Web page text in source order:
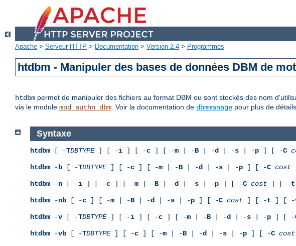
Apache > Serveur HTTP > Documentation > Version 2.4 > Programmes
htdbm - Manipuler des bases de données DBM de
htdbm permet de manipuler des fichiers au format DBM ou sont stockés des nom
via le module mod_authn_dbm. Voir la documentation de dbmmanage pour plus de
Syntaxe
htdbm [ -TDBTYPE] [ -i ] [ -c ] [ -m | -B | -d | -s | -p ] [ -C
htdbm -b [ -TDBTYPE] [ -c ] [ -m | -B | -d | -s | -p ] [ -C cost
htdbm -n [ -i ] [ -c ] [ -m | -B | -d | -s | -p ] [ -C cost ] [ -t
htdbm -nb [ -c ] [ -m | -B | -d | -s | -p ] [ -C cost ] [ -t ] [ -
htdbm -v [ -TDBTYPE] [ -i ] [ -c ] [ -m | -B | -d | -s | -p ] [ -
htdbm -vb [ -TDBTYPE] [ -c ] [ -m | -B | -d | -s | -p ] [ -C cost